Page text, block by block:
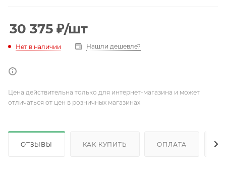
30 375 ₽/шт
Нет в наличии Нашли дешевле?
Цена действительна только для интернет-магазина и может
отличаться от цен в розничных магазинах
ОТЗЫВЫ КАК КУПИТЬ ОПЛАТА